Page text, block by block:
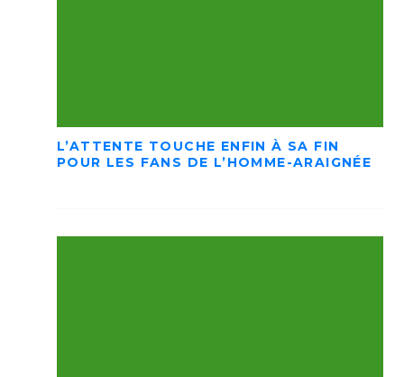
L’ATTENTE TOUCHE ENFIN À SA FIN
POUR LES FANS DE L’HOMME-ARAIGNÉE